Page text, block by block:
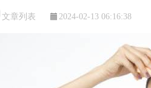
文章列表 2024-02-13 06:16:38